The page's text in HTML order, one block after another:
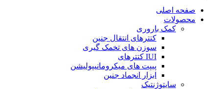
صفحه اصلی
محصولات
کمک باروری
کتترهای انتقال جنین
سوزن های تخمک گیری
IUI کتترهای
پیپت های میکرومانیپولیشن
ابزار انجماد جنین
سایتوژنتیک